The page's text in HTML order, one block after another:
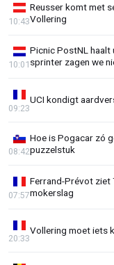
Reusser komt met
Vollering
10:43
Picnic PostNL
sprinter zagen we
10:01
UCI kondigt
09:23
Hoe is Pogacar zó
puzzelstuk
08:42
Ferrand-Prévot ziet
mokerslag
07:57
Vollering moet iets
20:33